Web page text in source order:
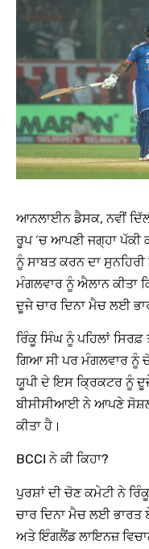
ਆਨਲਾਈਨ ਡੈਸਕ, ਨਵੀਂ
ਰੂਪ ‘ਚ ਆਪਣੀ ਜਗ੍ਹਾ ਪੱਕੀ
ਨੂੰ ਸਾਬਤ ਕਰਨ ਦਾ
ਮੰਗਲਵਾਰ ਨੂੰ ਐਲਾਨ ਕੀਤਾ
ਦੂਜੇ ਚਾਰ ਦਿਨਾ ਮੈਚ ਲਈ
ਰਿੰਕੂ ਸਿੰਘ ਨੂੰ ਪਹਿਲਾਂ
ਗਿਆ ਸੀ ਪਰ ਮੰਗਲਵਾਰ ਨੂੰ
ਯੂਪੀ ਦੇ ਇਸ ਕ੍ਰਿਕਟਰ ਨੂੰ
ਬੀਸੀਸੀਆਈ ਨੇ ਆਪਣੇ
ਕੀਤਾ ਹੈ।
BCCI ਨੇ ਕੀ ਕਿਹਾ?
ਪੁਰਸ਼ਾਂ ਦੀ ਚੋਣ ਕਮੇਟੀ ਨੇ
ਚਾਰ ਦਿਨਾ ਮੈਚ ਲਈ ਭਾਰਤ
ਅਤੇ ਇੰਗਲੈਂਡ ਲਾਇਨਜ਼